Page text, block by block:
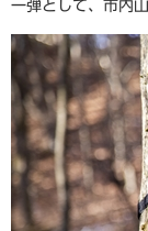
一弾として、市内